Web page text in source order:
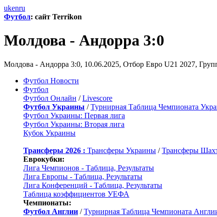
ukenru
Футбол: сайт Terrikon
Молдова - Андорра 3:0
Молдова - Андорра 3:0, 10.06.2025, Отбор Евро U21 2027,
Футбол Новости
Футбол
Футбол Онлайн /Livescore
Футбол Украины /Турнирная Таблица Чемпионата
Футбол Украины: Первая лига
Футбол Украины: Вторая лига
Кубок Украины
Трансферы 2026 : Трансферы Украины /Трансферы
Еврокубки:
Лига Чемпионов - Таблица, Результаты
Лига Европы - Таблица, Результаты
Лига Конференций - Таблица, Результаты
Таблица коэффициентов УЕФА
Чемпионаты:
Футбол Англии /Турнирная Таблица Чемпионата